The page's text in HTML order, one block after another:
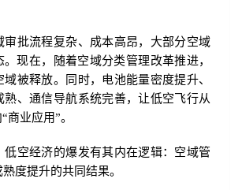
审批流程复杂、成本高昂，大部分空域
。现在，随着空域分类管理改革推进，
被释放。同时，电池能量密度提升、
熟、通信导航系统完善，让低空飞行从
商业应用”。
低空经济的爆发有其内在逻辑：空域管
度提升的共同结果。